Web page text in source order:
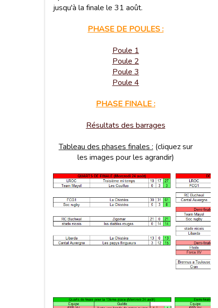
jusqu'à la finale le 31 août.
PHASE DE POULES :
Poule 1
Poule 2
Poule 3
Poule 4
PHASE FINALE :
Résultats des barrages
Tableau des phases finales : (cliquez sur
les images pour les agrandir)